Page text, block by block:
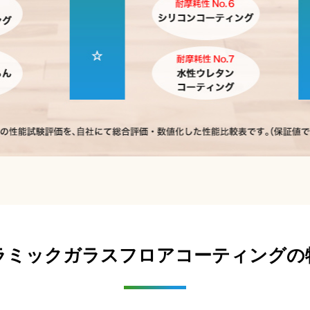
ミックガラスフロアコーティングの